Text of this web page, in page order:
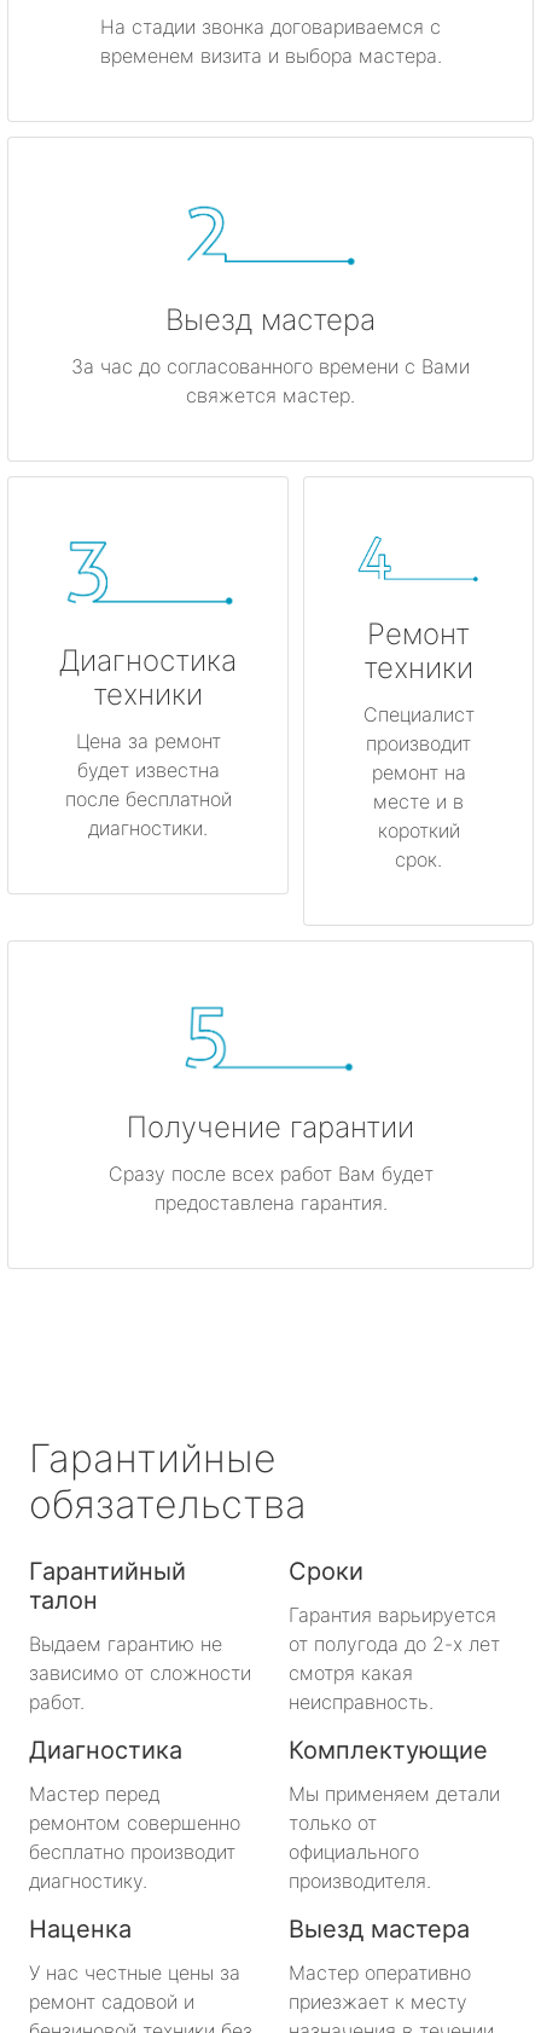
На стадии звонка договариваемся с
временем визита и выбора мастера.
Выезд мастера
За час до согласованного времени с Вами
свяжется мастер.
Диагностика
техники
Цена за ремонт
будет известна
после бесплатной
диагностики.
Ремонт
техники
Специалист
производит
ремонт на
месте и в
короткий
срок.
Получение гарантии
Сразу после всех работ Вам будет
предоставлена гарантия.
Гарантийные
обязательства
Гарантийный
талон
Выдаем гарантию не
зависимо от сложности
работ.
Сроки
Гарантия варьируется
от полугода до 2-х лет
смотря какая
неисправность.
Диагностика
Мастер перед
ремонтом совершенно
бесплатно производит
диагностику.
Комплектующие
Мы применяем детали
только от
официального
производителя.
Наценка
У нас честные цены за
ремонт садовой и
Выезд мастера
Мастер оперативно
приезжает к месту